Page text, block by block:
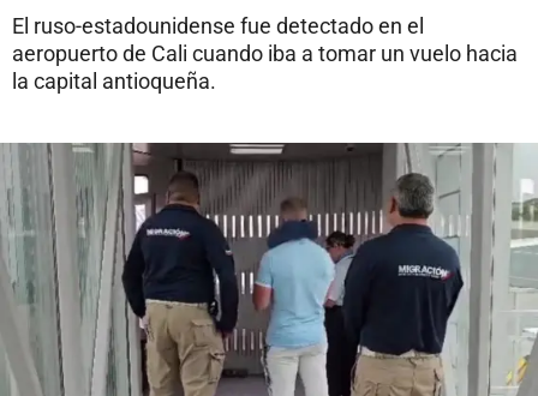
El ruso-estadounidense fue detectado en el
aeropuerto de Cali cuando iba a tomar un vuelo hacia
la capital antioqueña.